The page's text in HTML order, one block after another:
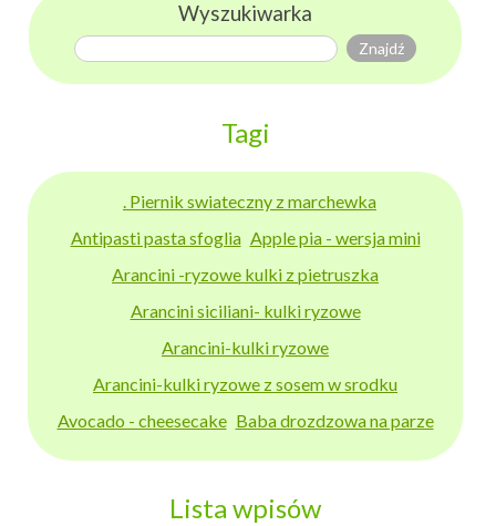
Wyszukiwarka
Tagi
. Piernik swiateczny z marchewka
Antipasti pasta sfoglia Apple pia - wersja mini
Arancini -ryzowe kulki z pietruszka
Arancini siciliani- kulki ryzowe
Arancini-kulki ryzowe
Arancini-kulki ryzowe z sosem w srodku
Avocado - cheesecake Baba drozdzowa na parze
Lista wpisów